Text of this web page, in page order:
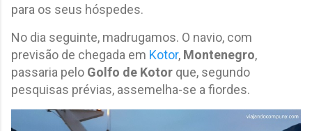
para os seus hóspedes.
No dia seguinte, madrugamos. O navio, com
previsão de chegada em Kotor, Montenegro,
passaria pelo Golfo de Kotor que, segundo
pesquisas prévias, assemelha-se a fiordes.